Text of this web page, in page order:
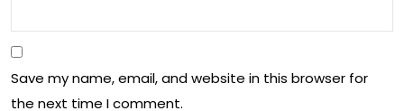
Zku
tná
Save my name, email, and website in this browser for
the next time I comment.